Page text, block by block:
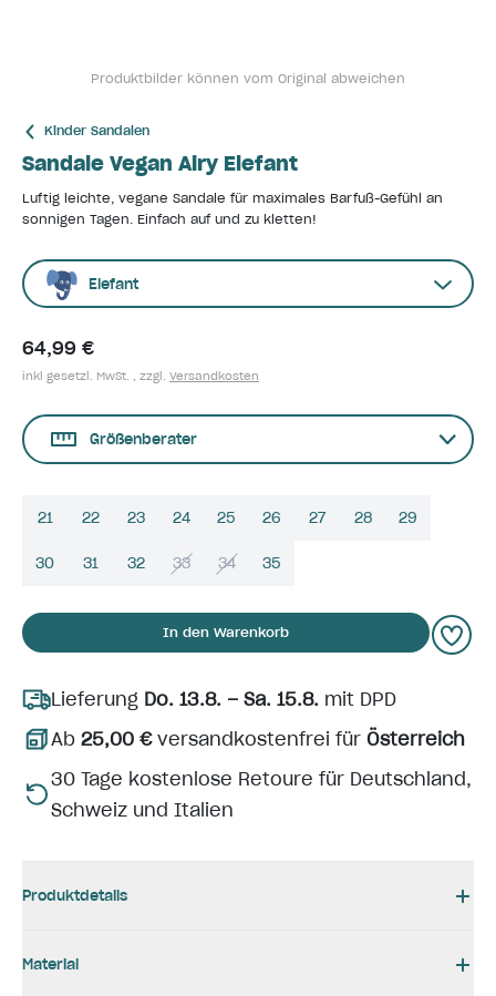
Produktbilder können vom Original abweichen
Kinder Sandalen
Sandale Vegan Airy Elefant
Luftig leichte, vegane Sandale für maximales Barfuß-Gefühl an
sonnigen Tagen. Einfach auf und zu kletten!
Elefant
64,99 €
inkl gesetzl. MwSt. , zzgl. Versandkosten
Größenberater
21 22 23 24 25 26 27 28 29
30 31 32 33 34 35
In den Warenkorb
Lieferung Do. 13.8. – Sa. 15.8. mit DPD
Ab 25,00 €versandkostenfrei für Österreich
30 Tage kostenlose Retoure für Deutschland,
Schweiz und Italien
Produktdetails
Material